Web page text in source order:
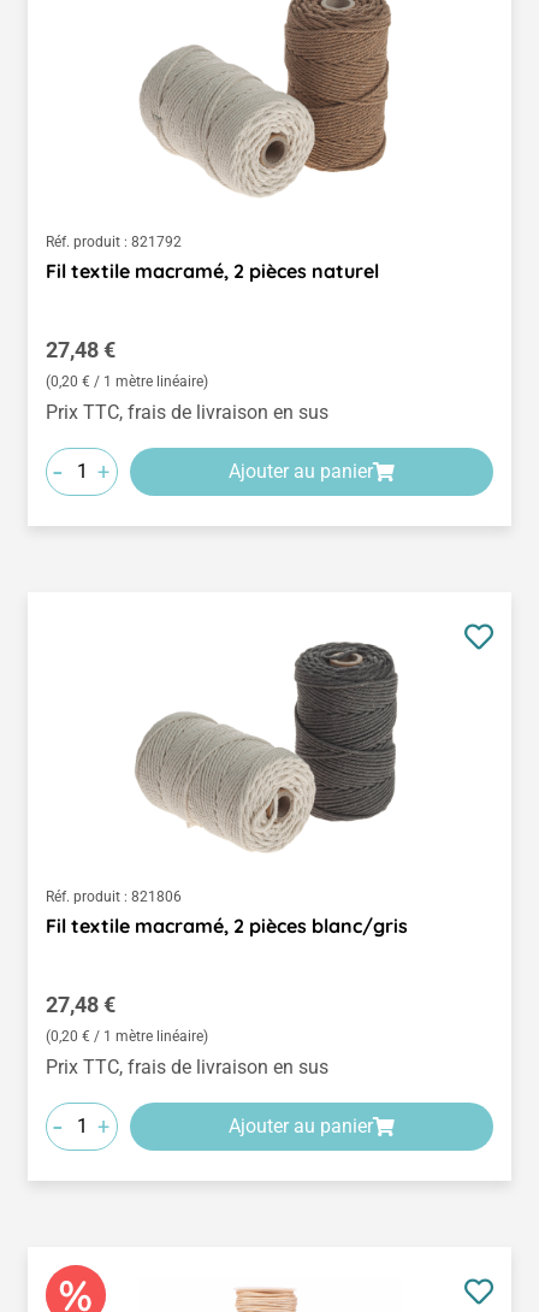
Réf. produit : 821792
Fil textile macramé, 2 pièces naturel
Prix régulier :
27,48 €
(0,20 € / 1 mètre linéaire)
Prix TTC, frais de livraison en sus
- + Ajouter au panier
Réf. produit : 821806
Fil textile macramé, 2 pièces blanc/gris
Prix régulier :
27,48 €
(0,20 € / 1 mètre linéaire)
Prix TTC, frais de livraison en sus
- + Ajouter au panier